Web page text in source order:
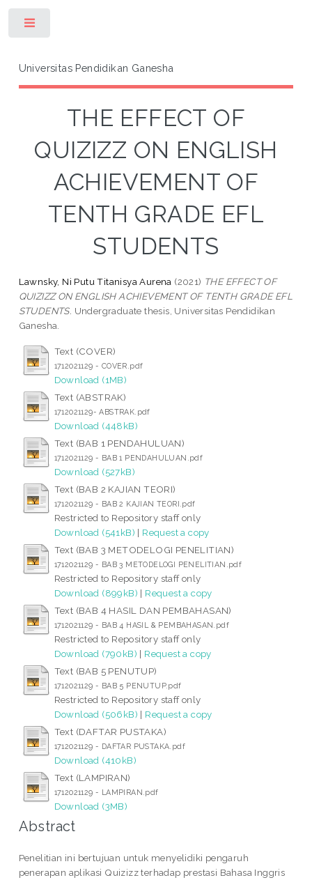
Universitas Pendidikan Ganesha
THE EFFECT OF
QUIZIZZ ON ENGLISH
ACHIEVEMENT OF
TENTH GRADE EFL
STUDENTS
Lawnsky, Ni Putu Titanisya Aurena (2021) THE EFFECT OF
QUIZIZZ ON ENGLISH ACHIEVEMENT OF TENTH GRADE EFL
STUDENTS. Undergraduate thesis, Universitas Pendidikan
Ganesha.
Text (COVER)
1712021129 - COVER.pdf
Download (1MB)
Text (ABSTRAK)
1712021129- ABSTRAK.pdf
Download (448kB)
Text (BAB 1 PENDAHULUAN)
1712021129 - BAB 1 PENDAHULUAN.pdf
Download (527kB)
Text (BAB 2 KAJIAN TEORI)
1712021129 - BAB 2 KAJIAN TEORI.pdf
Restricted to Repository staff only
Download (541kB) | Request a copy
Text (BAB 3 METODELOGI PENELITIAN)
1712021129 - BAB 3 METODELOGI PENELITIAN.pdf
Restricted to Repository staff only
Download (899kB) | Request a copy
Text (BAB 4 HASIL DAN PEMBAHASAN)
1712021129 - BAB 4 HASIL & PEMBAHASAN.pdf
Restricted to Repository staff only
Download (790kB) | Request a copy
Text (BAB 5 PENUTUP)
1712021129 - BAB 5 PENUTUP.pdf
Restricted to Repository staff only
Download (506kB) | Request a copy
Text (DAFTAR PUSTAKA)
1712021129 - DAFTAR PUSTAKA.pdf
Download (410kB)
Text (LAMPIRAN)
1712021129 - LAMPIRAN.pdf
Download (3MB)
Abstract
Penelitian ini bertujuan untuk menyelidiki pengaruh
penerapan aplikasi Quizizz terhadap prestasi Bahasa Inggris